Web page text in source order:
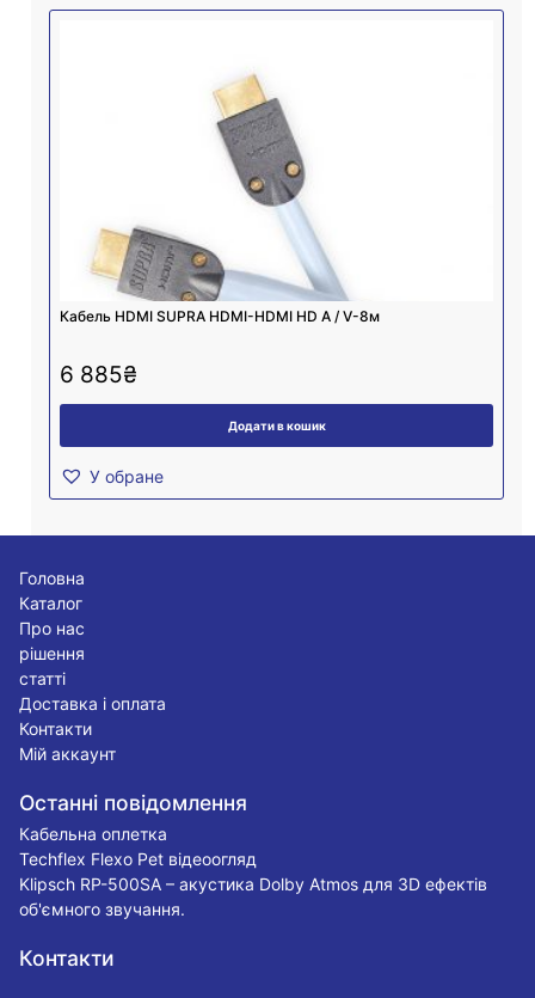
Кабель HDMI SUPRA HDMI-HDMI HD A / V-8м
6 885₴
Додати в кошик
У обране
Головна
Каталог
Про нас
рішення
статті
Доставка і оплата
Контакти
Мій аккаунт
Останні повідомлення
Кабельна оплетка
Techflex Flexo Pet відеоогляд
Klipsch RP-500SA – акустика Dolby Atmos для 3D ефектів
об'ємного звучання.
Контакти